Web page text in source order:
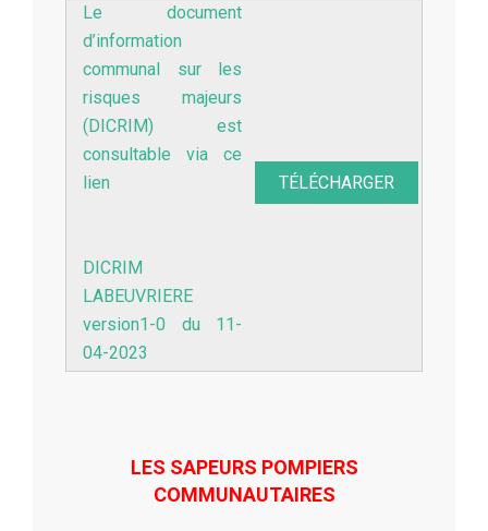
Le document
d’information
communal sur les
risques majeurs
(DICRIM) est
consultable via ce
lien
DICRIM
LABEUVRIERE
version1-0 du 11-
04-2023
TÉLÉCHARGER
LES SAPEURS POMPIERS
COMMUNAUTAIRES